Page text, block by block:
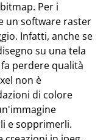
Per i
un software raster
Infatti, anche se
su una tela
perdere qualità
non è
di colore
e sopprimerli.